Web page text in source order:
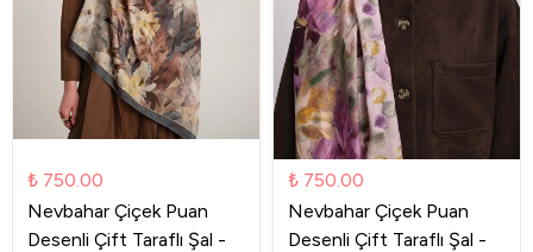
₺ 750.00
Nevbahar Çiçek Puan
Desenli Çift Taraflı Şal -
₺ 750.00
Nevbahar Çiçek Puan
Desenli Çift Taraflı Şal -